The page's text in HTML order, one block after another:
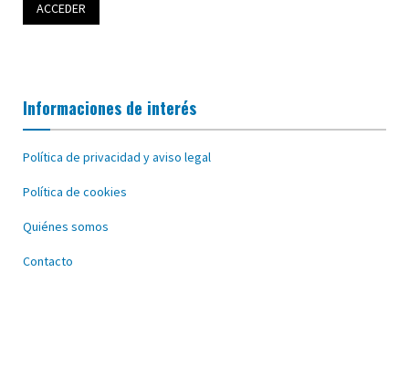
Informaciones de interés
Política de privacidad y aviso legal
Política de cookies
Quiénes somos
Contacto